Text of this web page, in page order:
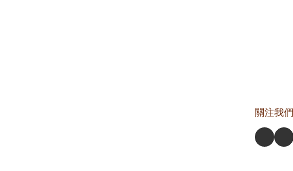
關注我們